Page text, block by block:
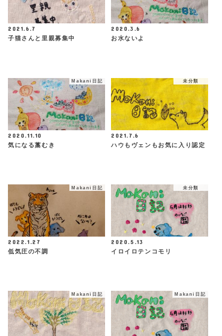
2021.6.7
子猫さんと里親募集中
2020.3.6
お水ないよ
Makani日記
2020.11.10
気になる藁むき
未分類
2021.7.6
ハウもヴェンもお気に入り認定
Makani日記
2022.1.27
低気圧の不調
未分類
2020.5.13
イロイロテンコモリ
Makani日記 Makani日記